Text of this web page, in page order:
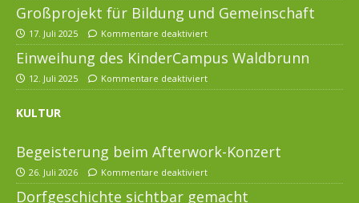
Großprojekt für Bildung und Gemeinschaft
17. Juli 2025 Kommentare deaktiviert
Einweihung des KinderCampus Waldbrunn
12. Juli 2025 Kommentare deaktiviert
KULTUR
Begeisterung beim Afterwork-Konzert
26. Juli 2026 Kommentare deaktiviert
Dorfgeschichte sichtbar gemacht